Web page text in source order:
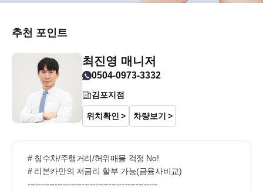
추천 포인트
최진영 매니저
0504-0973-3332
김포지점
위치확인 차량보기
# 침수차/주행거리/허위매물 걱정 No!
# 리본카만의 저금리 할부 가능(금융사비교)
------------------------------------------------